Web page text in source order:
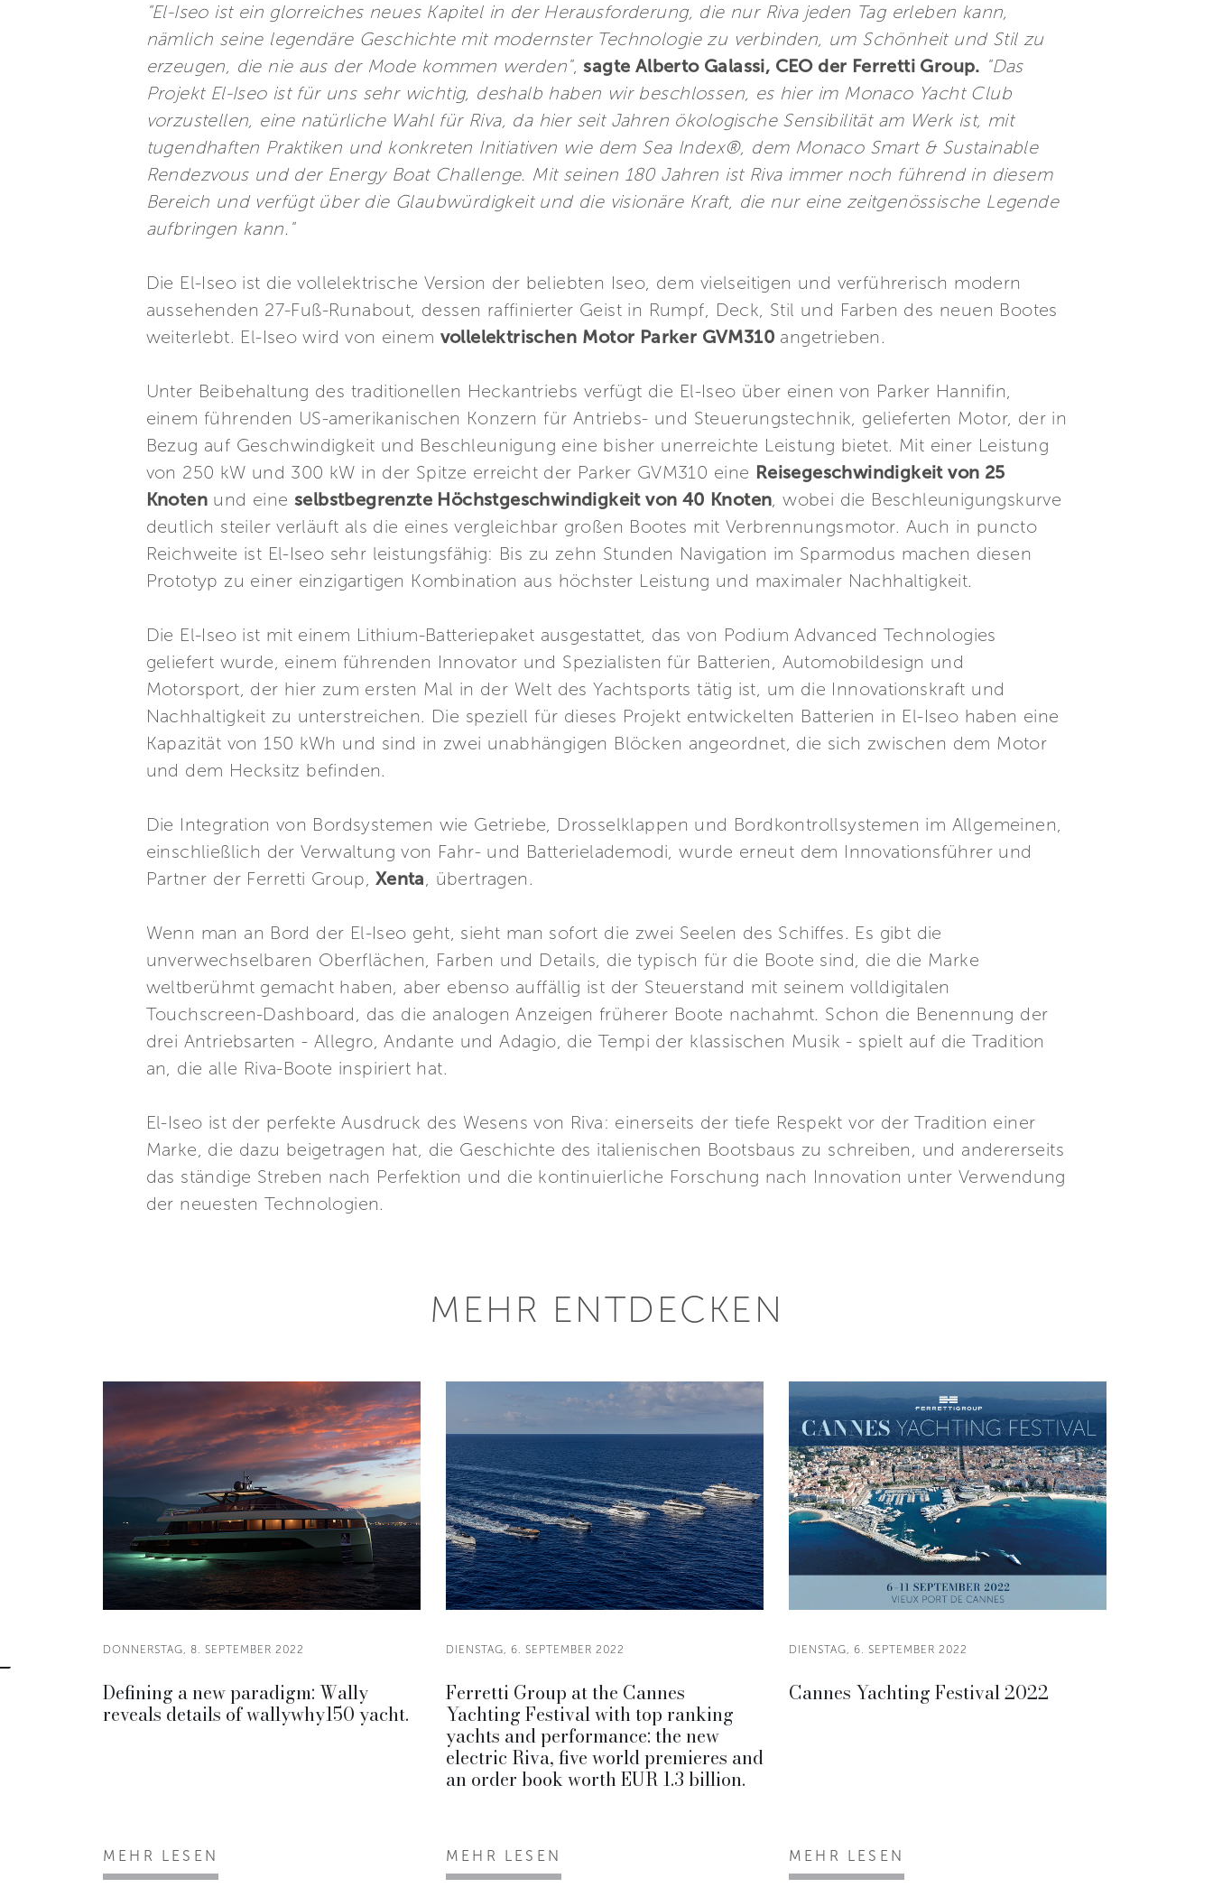
"El-Iseo ist ein glorreiches neues Kapitel in der Herausforderung, die nur Riva jeden Tag erleben kann,
nämlich seine legendäre Geschichte mit modernster Technologie zu verbinden, um Schönheit und Stil zu
erzeugen, die nie aus der Mode kommen werden",sagte Alberto Galassi, CEO der Ferretti Group. "Das
Projekt El-Iseo ist für uns sehr wichtig, deshalb haben wir beschlossen, es hier im Monaco Yacht Club
vorzustellen, eine natürliche Wahl für Riva, da hier seit Jahren ökologische Sensibilität am Werk ist, mit
tugendhaften Praktiken und konkreten Initiativen wie dem Sea Index®, dem Monaco Smart & Sustainable
Rendezvous und der Energy Boat Challenge. Mit seinen 180 Jahren ist Riva immer noch führend in diesem
Bereich und verfügt über die Glaubwürdigkeit und die visionäre Kraft, die nur eine zeitgenössische Legende
aufbringen kann."
Die El-Iseo ist die vollelektrische Version der beliebten Iseo, dem vielseitigen und verführerisch modern
aussehenden 27-Fuß-Runabout, dessen raffinierter Geist in Rumpf, Deck, Stil und Farben des neuen Bootes
weiterlebt. El-Iseo wird von einem vollelektrischen Motor Parker GVM310 angetrieben.
Unter Beibehaltung des traditionellen Heckantriebs verfügt die El-Iseo über einen von Parker Hannifin,
einem führenden US-amerikanischen Konzern für Antriebs- und Steuerungstechnik, gelieferten Motor, der in
Bezug auf Geschwindigkeit und Beschleunigung eine bisher unerreichte Leistung bietet. Mit einer Leistung
von 250 kW und 300 kW in der Spitze erreicht der Parker GVM310 eine Reisegeschwindigkeit von 25
Knotenund eine selbstbegrenzte Höchstgeschwindigkeit von 40 Knoten, wobei die Beschleunigungskurve
deutlich steiler verläuft als die eines vergleichbar großen Bootes mit Verbrennungsmotor. Auch in puncto
Reichweite ist El-Iseo sehr leistungsfähig: Bis zu zehn Stunden Navigation im Sparmodus machen diesen
Prototyp zu einer einzigartigen Kombination aus höchster Leistung und maximaler Nachhaltigkeit.
Die El-Iseo ist mit einem Lithium-Batteriepaket ausgestattet, das von Podium Advanced Technologies
geliefert wurde, einem führenden Innovator und Spezialisten für Batterien, Automobildesign und
Motorsport, der hier zum ersten Mal in der Welt des Yachtsports tätig ist, um die Innovationskraft und
Nachhaltigkeit zu unterstreichen. Die speziell für dieses Projekt entwickelten Batterien in El-Iseo haben eine
Kapazität von 150 kWh und sind in zwei unabhängigen Blöcken angeordnet, die sich zwischen dem Motor
und dem Hecksitz befinden.
Die Integration von Bordsystemen wie Getriebe, Drosselklappen und Bordkontrollsystemen im Allgemeinen,
einschließlich der Verwaltung von Fahr- und Batterielademodi, wurde erneut dem Innovationsführer und
Partner der Ferretti Group, Xenta, übertragen.
Wenn man an Bord der El-Iseo geht, sieht man sofort die zwei Seelen des Schiffes. Es gibt die
unverwechselbaren Oberflächen, Farben und Details, die typisch für die Boote sind, die die Marke
weltberühmt gemacht haben, aber ebenso auffällig ist der Steuerstand mit seinem volldigitalen
Touchscreen-Dashboard, das die analogen Anzeigen früherer Boote nachahmt. Schon die Benennung der
drei Antriebsarten - Allegro, Andante und Adagio, die Tempi der klassischen Musik - spielt auf die Tradition
an, die alle Riva-Boote inspiriert hat.
El-Iseo ist der perfekte Ausdruck des Wesens von Riva: einerseits der tiefe Respekt vor der Tradition einer
Marke, die dazu beigetragen hat, die Geschichte des italienischen Bootsbaus zu schreiben, und andererseits
das ständige Streben nach Perfektion und die kontinuierliche Forschung nach Innovation unter Verwendung
der neuesten Technologien.
MEHR ENTDECKEN
DONNERSTAG, 8. SEPTEMBER 2022
Defining a new paradigm: Wally
reveals details of wallywhy150 yacht.
MEHR LESEN
DIENSTAG, 6. SEPTEMBER 2022
Ferretti Group at the Cannes
Yachting Festival with top ranking
yachts and performance: the new
electric Riva, five world premieres and
an order book worth EUR 1.3 billion.
MEHR LESEN
DIENSTAG, 6. SEPTEMBER 2022
Cannes Yachting Festival 2022
MEHR LESEN